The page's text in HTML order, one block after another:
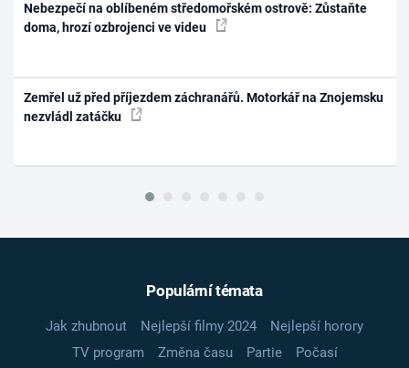
Nebezpečí na oblíbeném středomořském ostrově: Zůstaňte
doma, hrozí ozbrojenci ve videu
Zemřel už před příjezdem záchranářů. Motorkář na Znojemsku
nezvládl zatáčku
Populární témata
Jak zhubnout Nejlepší filmy 2024
Nejlepší horory
TV program
Změna času Partie
Počasí